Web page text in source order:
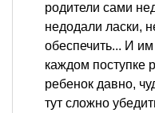
родители сами
недодали ласки,
обеспечить... И
каждом поступке
ребенок давно,
тут сложно